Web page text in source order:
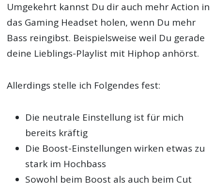
Umgekehrt kannst Du dir auch mehr Action in
das Gaming Headset holen, wenn Du mehr
Bass reingibst. Beispielsweise weil Du gerade
deine Lieblings-Playlist mit Hiphop anhörst.
Allerdings stelle ich Folgendes fest:
Die neutrale Einstellung ist für mich
bereits kräftig
Die Boost-Einstellungen wirken etwas zu
stark im Hochbass
Sowohl beim Boost als auch beim Cut